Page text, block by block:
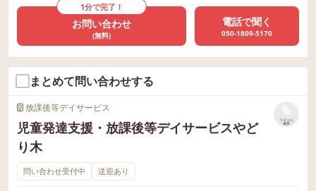
1分で完了！
お問い合わせ
(無料)
電話で聞く
050-1809-5170
まとめて問い合わせする
放課後等デイサービス
児童発達支援・放課後等デイサービスやど
り木
リストに
保存
問い合わせ受付中 送迎あり